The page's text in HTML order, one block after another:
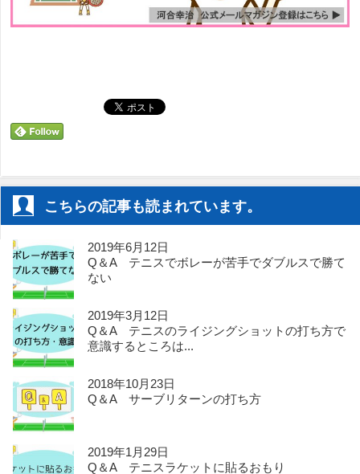
こちらの記事も読まれています。
2019年6月12日
Q＆A テニスでボレーが苦手でダブルスで勝て
ない
2019年3月12日
Q＆A テニスのライジングショットの打ち方で
意識するところは...
2018年10月23日
Q＆A サーブリターンの打ち方
2019年1月29日
Q＆A テニスラケットに貼るおもり